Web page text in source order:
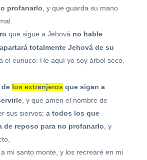
profanarlo , y que guarda su mano
que sigue a Jehová no hable
totalmente Jehová de su
el eunuco: He aquí yo soy árbol seco.
los extranjeros que sigan a
, y que amen el nombre de
sus siervos; a todos los que
de reposo para no profanarlo , y
mi santo monte, y los recrearé en mi